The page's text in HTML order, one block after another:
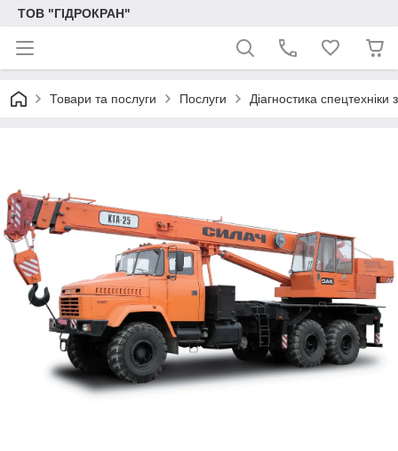
ТОВ "ГІДРОКРАН"
Товари та послуги Послуги Діагностика спецтехніки